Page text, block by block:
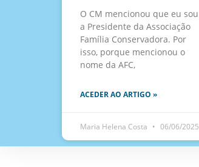
O CM mencionou que eu sou
a Presidente da Associação
Família Conservadora. Por
isso, porque mencionou o
nome da AFC,
ACEDER AO ARTIGO »
Maria Helena Costa 06/06/2025